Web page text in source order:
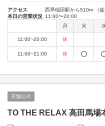
アクセス
西早稲田駅から510m （徒
本日の営業状況 11:00〜20:00
月
火
11:00~20:00 休
11:00~21:00 休
店舗公式
TO THE RELAX 高田馬場